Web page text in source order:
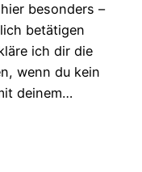
besonders –
betätigen
ich dir die
wenn du kein
deinem…